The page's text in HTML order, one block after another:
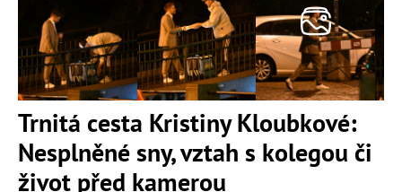
Trnitá cesta Kristiny Kloubkové:
Nesplněné sny, vztah s kolegou či
život před kamerou